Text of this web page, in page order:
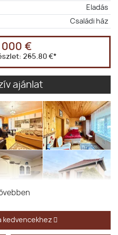
Eladás
Családi ház
000 €
265.80 €*
ajánlat
kedvencekhez